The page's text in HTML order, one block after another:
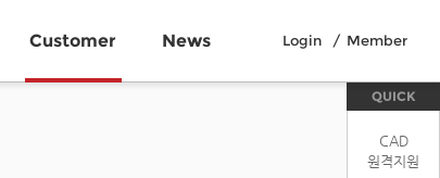
Customer News Login Member
QUICK
CAD
원격지원